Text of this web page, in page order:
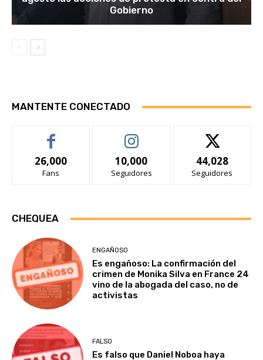
Gobierno
MANTENTE CONECTADO
26,000
Fans
10,000
Seguidores
44,028
Seguidores
CHEQUEA
ENGAÑOSO
Es engañoso: La confirmación del
crimen de Monika Silva en France 24
vino de la abogada del caso, no de
activistas
FALSO
Es falso que Daniel Noboa haya